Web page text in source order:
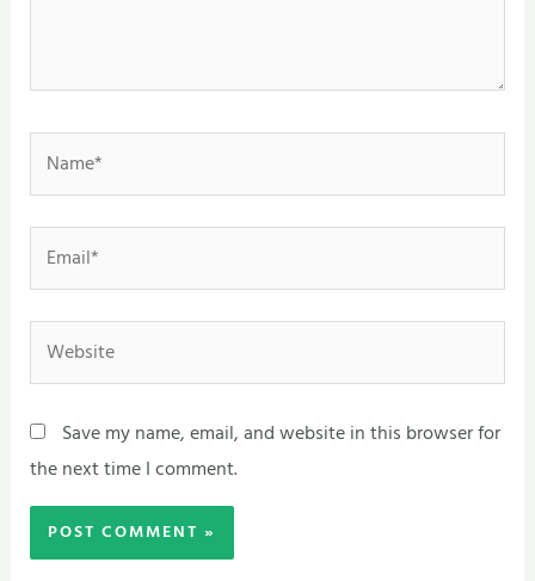
Name*
Email*
Website
Save my name, email, and website in this browser for
the next time I comment.